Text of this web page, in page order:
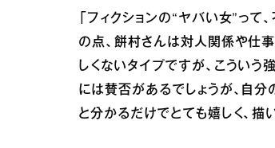
「フィクションの“ヤバい女”っ
の点、餅村さんは対人関係や仕
しくないタイプですが、こうい
には賛否があるでしょうが、自
と分かるだけでとても嬉しく、描